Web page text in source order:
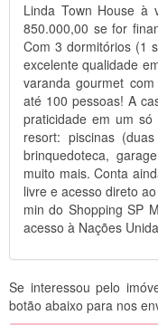
Linda Town House à
850.000,00 se for
Com 3 dormitórios (1
excelente qualidade
varanda gourmet
até 100 pessoas! A
praticidade em um
resort: piscinas
brinquedoteca,
muito mais. Conta
livre e acesso direto
min do Shopping SP
acesso à Nações
Se interessou pelo
botão abaixo para nos